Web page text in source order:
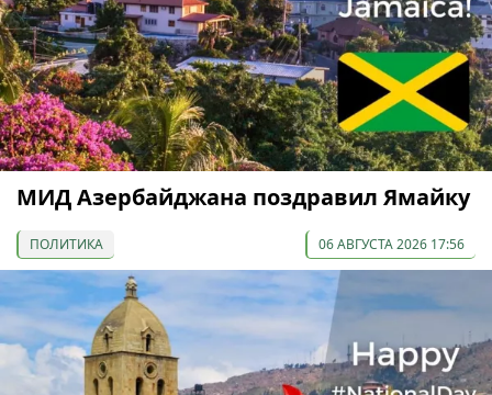
МИД Азербайджана поздравил Ямайку
ПОЛИТИКА 06 АВГУСТА 2026 17:56